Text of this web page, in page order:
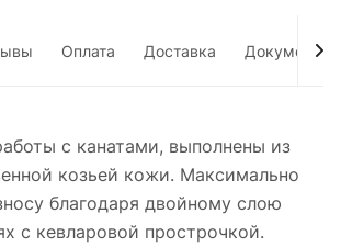
Оплата Доставка Документы
с канатами, выполнены из
козьей кожи. Максимально
благодаря двойному слою
с кевларовой прострочкой.